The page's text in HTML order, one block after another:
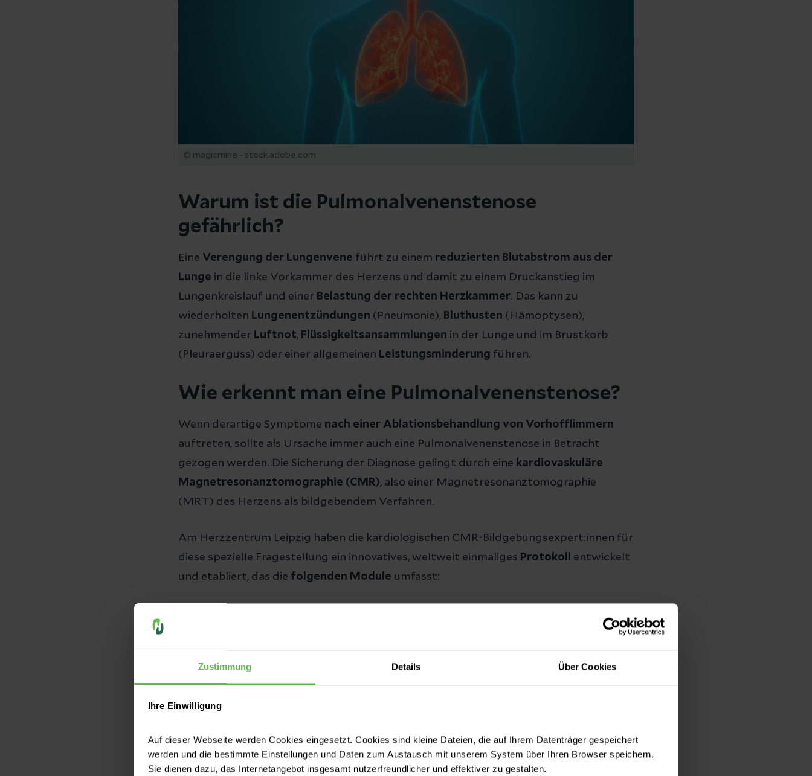
Zustimmung Details Über Cookies
Ihre Einwilligung
Auf dieser Webseite werden Cookies eingesetzt. Cookies sind kleine Dateien, die auf Ihrem Datenträger gespeichert
werden und die bestimmte Einstellungen und Daten zum Austausch mit unserem System über Ihren Browser speichern.
Sie dienen dazu, das Internetangebot insgesamt nutzerfreundlicher und effektiver zu gestalten.
© magicmine - stock.adobe.com
Warum ist die Pulmonalvenenstenose
gefährlich?
Eine Verengung der Lungenvene führt zu einem reduzierten Blutabstrom aus der
Lunge in die linke Vorkammer des Herzens und damit zu einem Druckanstieg im
Lungenkreislauf und einer Belastung der rechten Herzkammer. Das kann zu
wiederholten Lungenentzündungen (Pneumonie), Bluthusten (Hämoptysen),
zunehmender Luftnot, Flüssigkeitsansammlungen in der Lunge und im Brustkorb
(Pleuraerguss) oder einer allgemeinen Leistungsminderung führen.
Wie erkennt man eine Pulmonalvenenstenose?
Wenn derartige Symptome nach einer Ablationsbehandlung von Vorhofflimmern
auftreten, sollte als Ursache immer auch eine Pulmonalvenenstenose in Betracht
gezogen werden. Die Sicherung der Diagnose gelingt durch eine kardiovaskuläre
Magnetresonanztomographie (CMR), also einer Magnetresonanztomographie
(MRT) des Herzens als bildgebendem Verfahren.
Am Herzzentrum Leipzig haben die kardiologischen CMR-Bildgebungsexpert:innen für
diese spezielle Fragestellung ein innovatives, weltweit einmaliges Protokoll
entwickelt
und etabliert, das die folgenden Module umfasst:
Beurteilung desWiderstands innerhalb der Lungengefäße(Pulmonaler
Gefäßwiderstand, kurz PVR)
räumlicher Auflösung
Beurteilung des Lungengewebes auf Wassereinlagerungen und Entzündungen
Dreidimensionale Darstellungdes linken Vorhofs und der Lungenvenen inklusive